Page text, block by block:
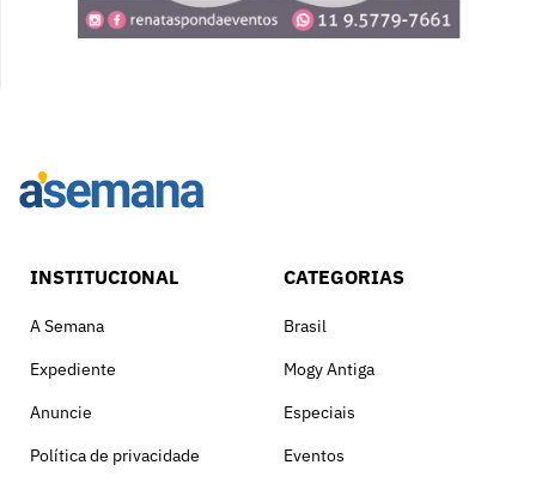
INSTITUCIONAL
A Semana
Expediente
Anuncie
Política de privacidade
CATEGORIAS
Brasil
Mogy Antiga
Especiais
Eventos